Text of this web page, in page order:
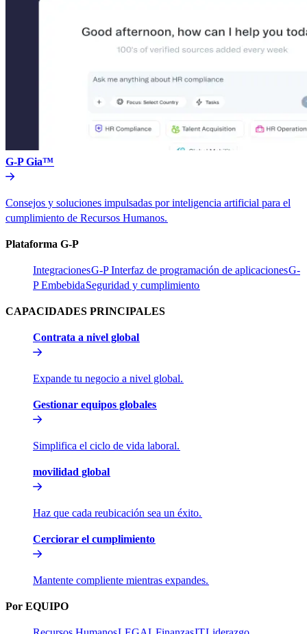
G-P Gia™​​
Consejos y soluciones impulsadas por inteligencia artificial para el
cumplimiento de Recursos Humanos.​​
Plataforma G-P​​
Integraciones​​G-P Interfaz de programación de aplicaciones​​G-
P Embebida​​Seguridad y cumplimiento​​
CAPACIDADES PRINCIPALES​​
Contrata a nivel global​​
Expande tu negocio a nivel global.​​
Gestionar equipos globales​​
Simplifica el ciclo de vida laboral.​​
movilidad global​​
Haz que cada reubicación sea un éxito.​​
Cerciorar el cumplimiento​​
Mantente compliente mientras expandes.​​
Por EQUIPO​​